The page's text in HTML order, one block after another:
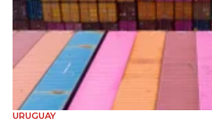
URUGUAY